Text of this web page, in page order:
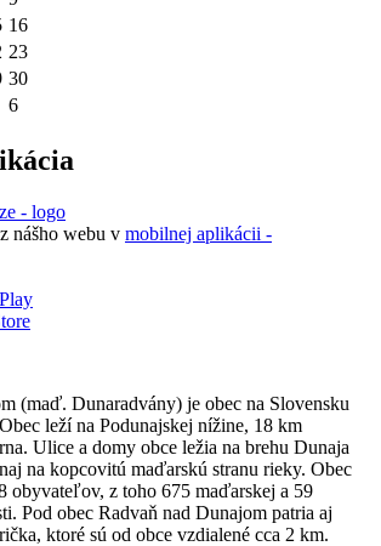
16
23
30
6
nášho webu v mobilnej aplikácii -
(maď. Dunaradvány) je obec na Slovensku
leží na Podunajskej nížine, 18 km
Ulice a domy obce ležia na brehu Dunaja
na kopcovitú maďarskú stranu rieky. Obec
obyvateľov, z toho 675 maďarskej a 59
Pod obec Radvaň nad Dunajom patria aj
ktoré sú od obce vzdialené cca 2 km.